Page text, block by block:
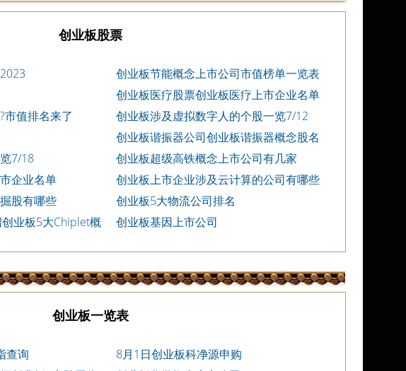
创业板股票
创业板节能概念上市公司市值榜单一览表
7/11
创业板医疗股票创业板医疗上市企业名单
2023
市值排名来了
创业板涉及虚拟数字人的个股一览7/12
创业板谐振器公司创业板谐振器概念股名
单2023
7/18
创业板超级高铁概念上市公司有几家
企业名单
创业板上市企业涉及云计算的公司有哪些
股有哪些
创业板5大物流公司排名
业板5大Chiplet概
创业板基因上市公司
创业板一览表
查询
8月1日创业板科净源申购